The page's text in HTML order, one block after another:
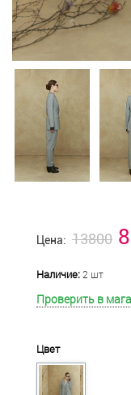
Цена: 13800
Наличие:2 шт
Проверить в
Цвет